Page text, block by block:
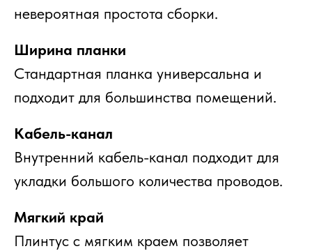
невероятная простота сборки.
Ширина планки
Стандартная планка универсальна и
подходит для большинства помещений.
Кабель-канал
Внутренний кабель-канал подходит для
укладки большого количества проводов.
Мягкий край
Плинтус с мягким краем позволяет